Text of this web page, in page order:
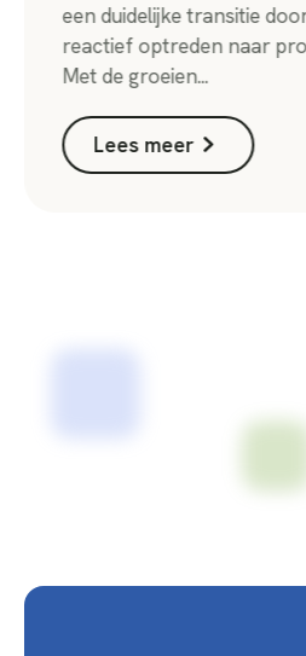
een duidelijke transitie
reactief optreden naar
Met de groeien...
Lees meer